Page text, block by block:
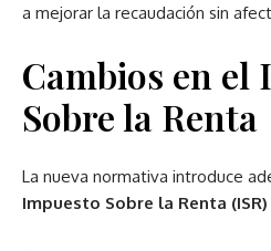
a mejorar la recaudación sin
Cambios en el
Sobre la Renta
La nueva normativa introduce
Impuesto Sobre la Renta (ISR)